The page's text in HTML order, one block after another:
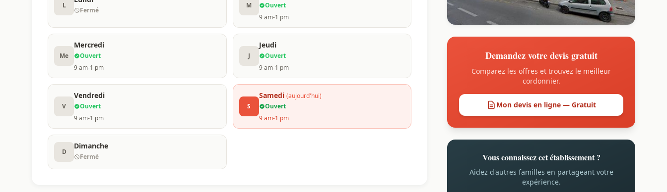
L
Fermé
M
Ouvert
9 am-1 pm
Me
Mercredi
Ouvert
9 am-1 pm
J
Jeudi
Ouvert
9 am-1 pm
V
Vendredi
Ouvert
9 am-1 pm
S
Samedi (aujourd'hui)
Ouvert
9 am-1 pm
D
Dimanche
Fermé
Demandez votre devis gratuit
Comparez les offres et trouvez le meilleur
cordonnier.
Mon devis en ligne — Gratuit
Vous connaissez cet établissement ?
Aidez d'autres familles en partageant votre
expérience.